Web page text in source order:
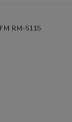
RM-5115